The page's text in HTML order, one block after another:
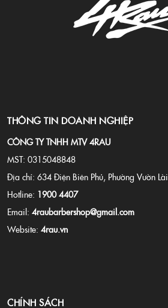
THÔNG TIN DOANH NGHIỆP
CÔNG TY TNHH MTV 4RAU
MST: 0315048848
Địa chỉ: 634 Điện Biên Phủ, Phường Vườn
Hotline: 1900 4407
Email: 4raubarbershop@gmail.com
Website: 4rau.vn
CHÍNH SÁCH